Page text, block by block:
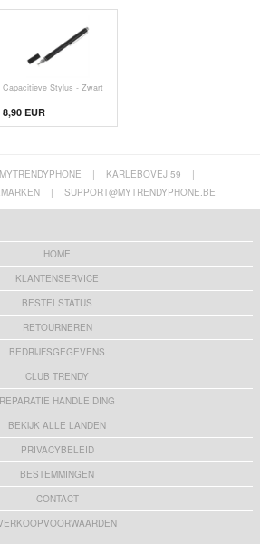
Capacitieve Stylus - Zwart
8,90 EUR
MYTRENDYPHONE | KARLEBOVEJ 59
|
| SUPPORT@MYTRENDYPHONE.BE
HOME
KLANTENSERVICE
BESTELSTATUS
RETOURNEREN
BEDRIJFSGEGEVENS
CLUB TRENDY
REPARATIE HANDLEIDING
BEKIJK ALLE LANDEN
PRIVACYBELEID
BESTEMMINGEN
CONTACT